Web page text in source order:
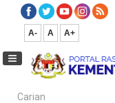
A- A A+
Carian...